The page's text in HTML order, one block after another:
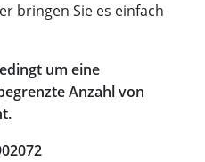
bringen Sie es einfach
um eine
Anzahl von